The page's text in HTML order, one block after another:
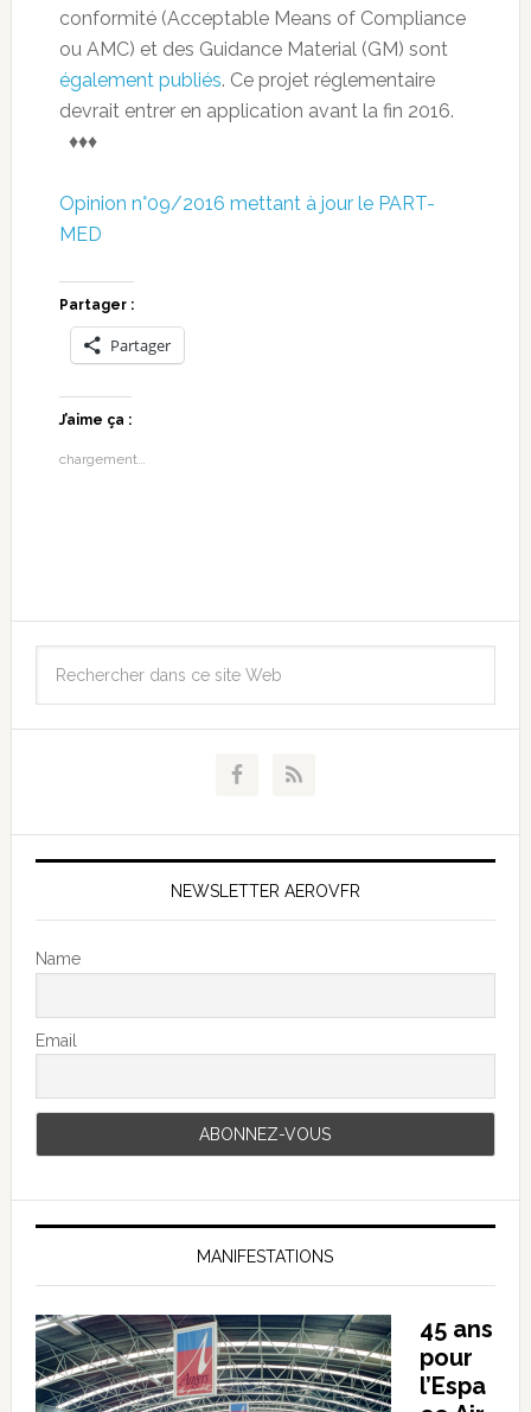
conformité (Acceptable Means of Compliance
ou AMC) et des Guidance Material (GM) sont
également publiés. Ce projet réglementaire
devrait entrer en application avant la fin 2016.
♦♦♦
Opinion n°09/2016 mettant à jour le PART-
MED
Partager :
Partager
J’aime ça :
chargement…
NEWSLETTER AEROVFR
Name
Email
MANIFESTATIONS
45 ans
pour
l’Espa